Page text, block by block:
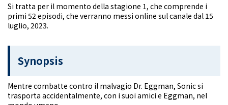
Si tratta per il momento della stagione 1, che comprende i
primi 52 episodi, che verranno messi online sul canale dal 15
luglio, 2023.
Synopsis
Mentre combatte contro il malvagio Dr. Eggman, Sonic si
trasporta accidentalmente, con i suoi amici e Eggman, nel